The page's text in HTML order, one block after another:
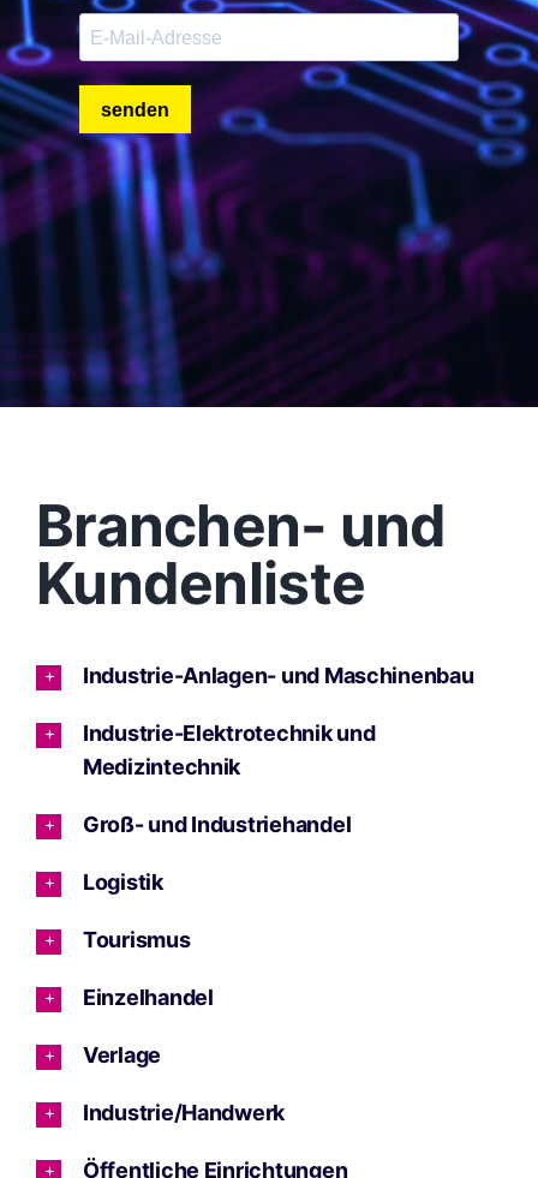
Branchen- und
Kundenliste
Industrie-Anlagen- und Maschinenbau
Industrie-Elektrotechnik und
Medizintechnik
Groß- und Industriehandel
Logistik
Tourismus
Einzelhandel
Verlage
Industrie/Handwerk
Öffentliche Einrichtungen